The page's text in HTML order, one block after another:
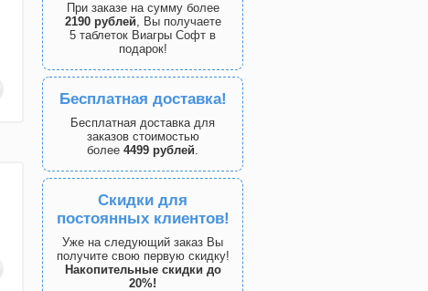
При заказе на сумму более
2190 рублей, Вы получаете
5 таблеток Виагры Софт в
подарок!
Бесплатная доставка!
Бесплатная доставка для
заказов стоимостью
более 4499 рублей.
Скидки для
постоянных клиентов!
Уже на следующий заказ Вы
получите свою первую скидку!
Накопительные скидки до
20%!